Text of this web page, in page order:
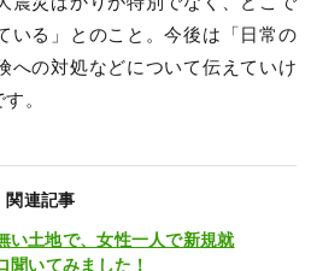
いる」とのこと。今後は「日常の
への対処などについて伝えていけ
。
関連記事
い土地で、女性一人で新規就
いてみました！